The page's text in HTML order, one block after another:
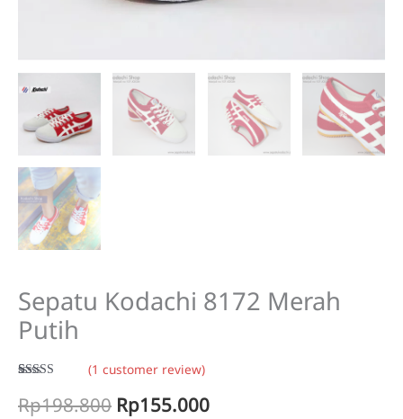
Sepatu Kodachi 8172 Merah
Putih
out of 5
based on
(1 customer review)
Rp198.800 Original
Rp155.000Current